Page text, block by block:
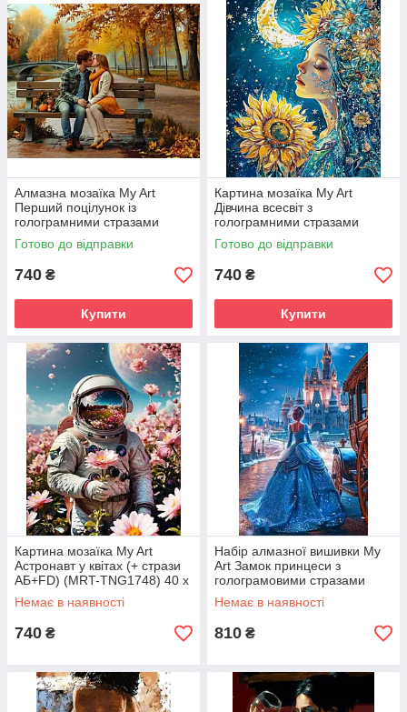
Алмазна мозаїка My Art
Перший поцілунок із
голограмними стразами
(MRT-TNG1656) 40 х 50 см
(На підрамнику)
Готово до відправки
740 ₴
Купити
Картина мозаїка My Art
Дівчина всесвіт з
голограмними стразами
(MRT-TNG1630) 40 х 50 см
(На підрамнику)
Готово до відправки
740 ₴
Купити
Картина мозаїка My Art
Астронавт у квітах (+ стрази
АБ+FD) (MRT-TNG1748) 40 х
50 см (На підрамнику)
Немає в наявності
740 ₴
Набір алмазної вишивки My
Art Замок принцеси з
голограмовими стразами
(MRT-TNG1774) 40 х 60 см
(На підрамнику)
Немає в наявності
810 ₴